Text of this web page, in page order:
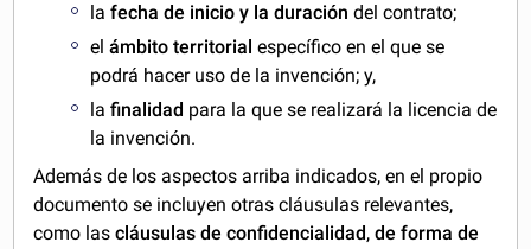
lafecha de inicio y la duracióndel contrato;
elámbito territorial específico en el que se
podrá hacer uso de la invención; y,
lafinalidad para la que se realizará la licencia de
la invención.
Además de los aspectos arriba indicados, en el propio
documento se incluyen otras cláusulas relevantes,
como lascláusulas de confidencialidad,de forma de